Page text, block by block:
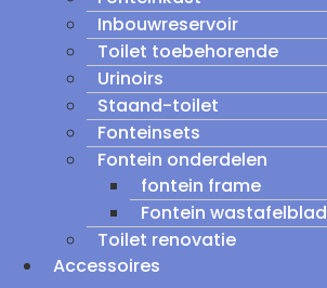
Inbouwreservoir
Toilet toebehorende
Urinoirs
Staand-toilet
Fonteinsets
Fontein onderdelen
fontein frame
Fontein wastafelblad
Toilet renovatie
Accessoires